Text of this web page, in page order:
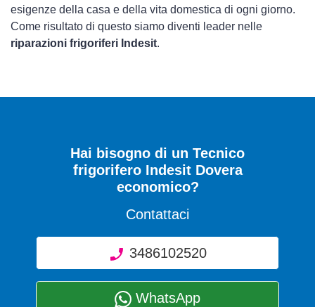
esigenze della casa e della vita domestica di ogni giorno.
Come risultato di questo siamo diventi leader nelle
riparazioni frigoriferi Indesit.
Hai bisogno di un Tecnico
frigorifero Indesit Dovera
economico?
Contattaci
3486102520
WhatsApp